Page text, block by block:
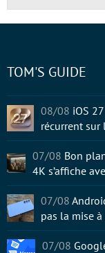
TOM'S GUIDE
08/08 iOS
récurrent sur
07/08 Bon
4K s’affiche
07/08
pas la mise
07/08